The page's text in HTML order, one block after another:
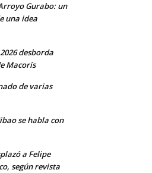
Gurabo: un
una idea
desborda
Macorís
de varias
se habla con
a Felipe
según revista